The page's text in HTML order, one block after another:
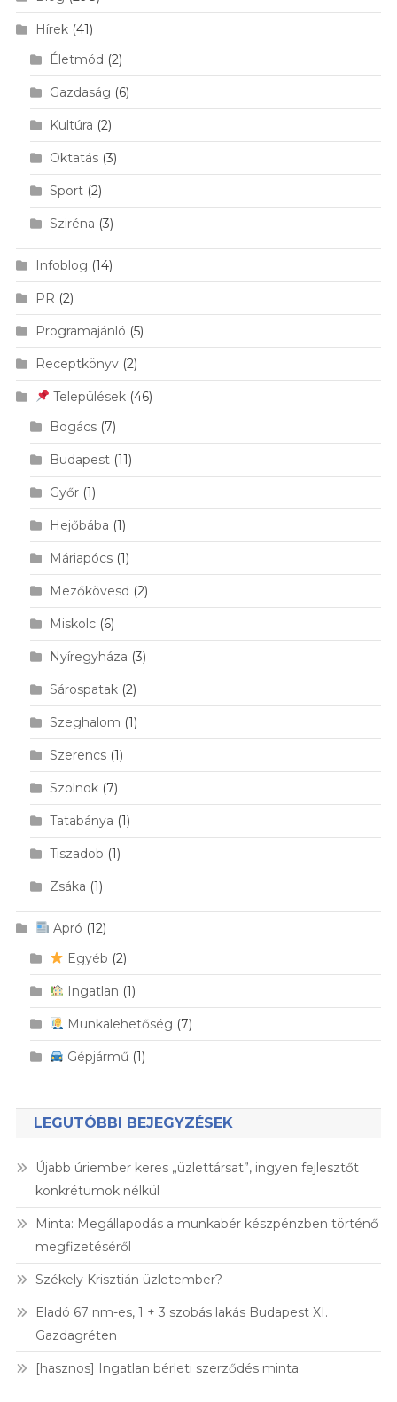
Hírek(41)
Életmód (2)
Gazdaság (6)
Kultúra (2)
Oktatás(3)
Sport(2)
Sziréna (3)
Infoblog (14)
PR (2)
Programajánló (5)
Receptkönyv(2)
Települések(46)
Bogács(7)
Budapest(11)
Győr(1)
Hejőbába (1)
Máriapócs(1)
Mezőkövesd (2)
Miskolc(6)
Nyíregyháza (3)
Sárospatak(2)
Szeghalom (1)
Szerencs(1)
Szolnok(7)
Tatabánya (1)
Tiszadob (1)
Zsáka (1)
Apró (12)
Egyéb (2)
Ingatlan (1)
Munkalehetőség (7)
Gépjármű (1)
LEGUTÓBBI BEJEGYZÉSEK
Újabb úriember keres „üzlettársat”, ingyen fejlesztőt
konkrétumok nélkül
Minta: Megállapodás a munkabér készpénzben történő
megfizetéséről
Székely Krisztián üzletember?
Eladó 67 nm-es, 1 + 3 szobás lakás Budapest XI.
Gazdagréten
[hasznos] Ingatlan bérleti szerződés minta